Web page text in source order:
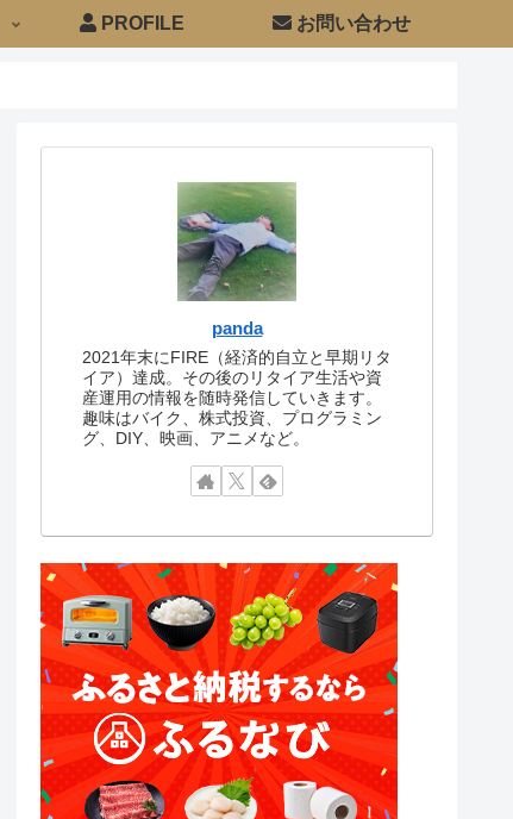
PROFILE お問い合わせ
panda
2021年末にFIRE（経済的自立と早期リタ
イア）達成。その後のリタイア生活や資
産運用の情報を随時発信していきます。
趣味はバイク、株式投資、プログラミン
グ、DIY、映画、アニメなど。